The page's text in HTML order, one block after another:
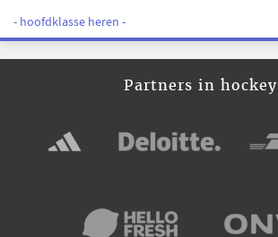
- hoofdklasse heren -
Partners in hockey